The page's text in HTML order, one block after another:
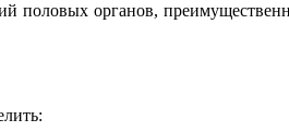
половых органов,